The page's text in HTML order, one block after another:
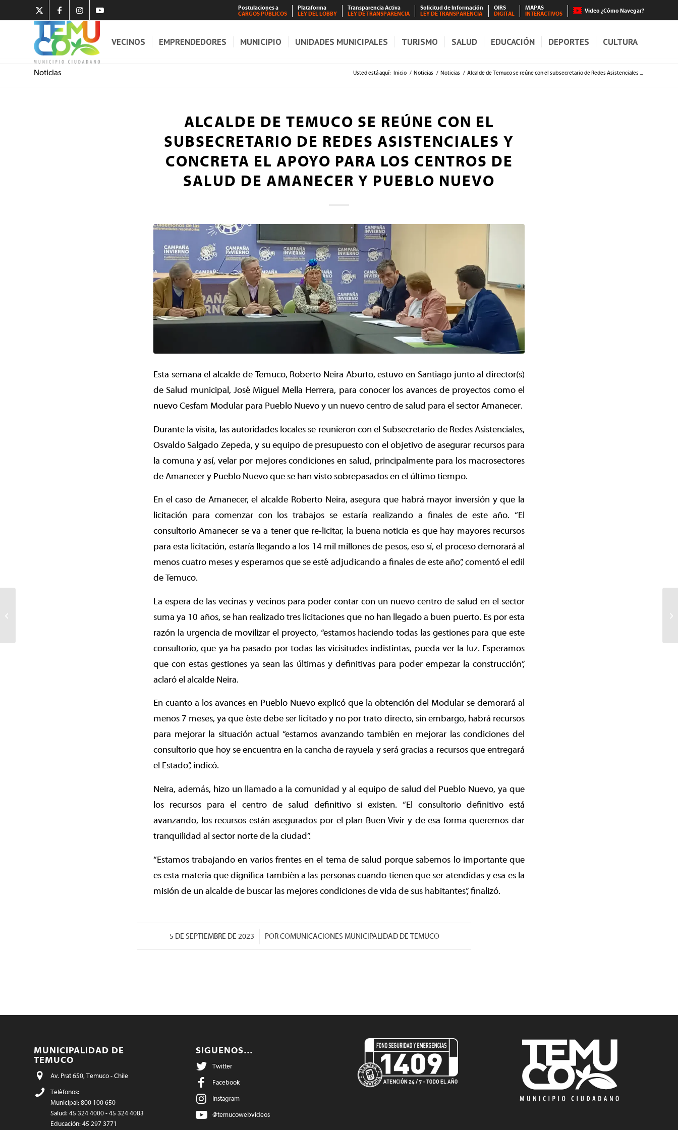
Postulaciones a
CARGOS PÚBLICOS
Plataforma
LEY DEL LOBBY
Transparencia Activa
LEY DE TRANSPARENCIA
Solicitud de Información
LEY DE TRANSPARENCIA
OIRS
DIGITAL
MAPAS
INTERACTIVOS
Video ¿Cómo Navegar?
VECINOS EMPRENDEDORES MUNICIPIO UNIDADES MUNICIPALES TURISMO SALUD EDUCACIÓN DEPORTES CULTURA
Noticias Usted está aquí: Inicio / Noticias / Noticias / Alcalde de Temuco se reúne con el subsecretario de Redes Asistenciales ...
ALCALDE DE TEMUCO SE REÚNE CON EL
SUBSECRETARIO DE REDES ASISTENCIALES Y
CONCRETA EL APOYO PARA LOS CENTROS DE
SALUD DE AMANECER Y PUEBLO NUEVO
Esta semana el alcalde de Temuco, Roberto Neira Aburto, estuvo en Santiago junto al director(s)
de Salud municipal, José Miguel Mella Herrera, para conocer los avances de proyectos como el
nuevo Cesfam Modular para Pueblo Nuevo y un nuevo centro de salud para el sector Amanecer.
Durante la visita, las autoridades locales se reunieron con el Subsecretario de Redes Asistenciales,
Osvaldo Salgado Zepeda, y su equipo de presupuesto con el objetivo de asegurar recursos para
la comuna y así, velar por mejores condiciones en salud, principalmente para los macrosectores
de Amanecer y Pueblo Nuevo que se han visto sobrepasados en el último tiempo.
En el caso de Amanecer, el alcalde Roberto Neira, asegura que habrá mayor inversión y que la
licitación para comenzar con los trabajos se estaría realizando a finales de este año. “El
consultorio Amanecer se va a tener que re-licitar, la buena noticia es que hay mayores recursos
para esta licitación, estaría llegando a los 14 mil millones de pesos, eso sí, el proceso demorará al
menos cuatro meses y esperamos que se esté adjudicando a finales de este año”, comentó el edil
de Temuco.
La espera de las vecinas y vecinos para poder contar con un nuevo centro de salud en el sector
suma ya 10 años, se han realizado tres licitaciones que no han llegado a buen puerto. Es por esta
razón la urgencia de movilizar el proyecto, “estamos haciendo todas las gestiones para que este
consultorio, que ya ha pasado por todas las vicisitudes indistintas, pueda ver la luz. Esperamos
que con estas gestiones ya sean las últimas y definitivas para poder empezar la construcción”,
aclaró el alcalde Neira.
En cuanto a los avances en Pueblo Nuevo explicó que la obtención del Modular se demorará al
menos 7 meses, ya que éste debe ser licitado y no por trato directo, sin embargo, habrá recursos
para mejorar la situación actual “estamos avanzando también en mejorar las condiciones del
consultorio que hoy se encuentra en la cancha de rayuela y será gracias a recursos que entregará
el Estado”, indicó.
Neira, además, hizo un llamado a la comunidad y al equipo de salud del Pueblo Nuevo, ya que
los recursos para el centro de salud definitivo si existen. “El consultorio definitivo está
avanzando, los recursos están asegurados por el plan Buen Vivir y de esa forma queremos dar
tranquilidad al sector norte de la ciudad”.
“Estamos trabajando en varios frentes en el tema de salud porque sabemos lo importante que
es esta materia que dignifica también a las personas cuando tienen que ser atendidas y esa es la
misión de un alcalde de buscar las mejores condiciones de vida de sus habitantes”, finalizó.
5 DE SEPTIEMBRE DE 2023
/ PORCOMUNICACIONES MUNICIPALIDAD DE TEMUCO
MUNICIPALIDAD DE
TEMUCO
Av. Prat 650, Temuco - Chile
Teléfonos:
Municipal: 800 100 650
Salud: 45 324 4000 - 45 324 4083
Educación: 45 297 3771
SIGUENOS…
Twitter
Facebook
Instagram
@temucowebvideos